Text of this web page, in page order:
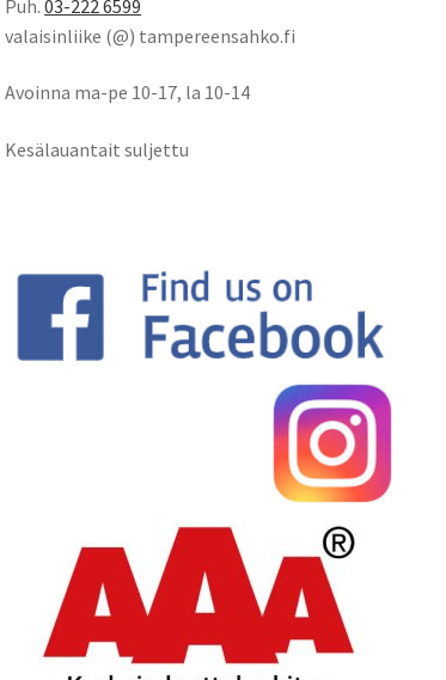
Puh.03-222 6599
valaisinliike (@) tampereensahko.fi
Avoinna ma-pe 10-17, la 10-14
Kesälauantait suljettu